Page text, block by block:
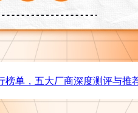
榜单，五大厂商深度测评与推